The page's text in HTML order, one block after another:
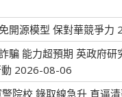
開源模型 保對華競爭力
騙 能力超預期 英政府
2026-08-06
院校 錄取線急升 直逼